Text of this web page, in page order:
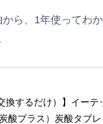
ら、1年使ってわ
換するだけ）】イー
酸プラス）炭酸タブ